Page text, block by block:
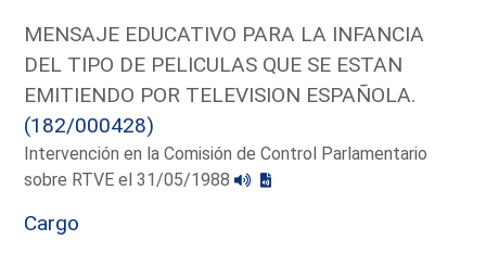
MENSAJE EDUCATIVO PARA LA INFANCIA
DEL TIPO DE PELICULAS QUE SE ESTAN
EMITIENDO POR TELEVISION ESPAÑOLA.
(182/000428)
Intervención en la Comisión de Control Parlamentario
sobre RTVE el 31/05/1988
Cargo